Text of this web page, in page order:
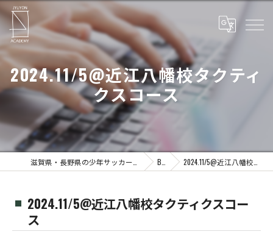
2024.11/5@近江八幡校タクティ
クスコース
Blog 2024.11/5@近江八幡校タクティクスコース
2024.11/5@近江八幡校タクティクスコー
ス